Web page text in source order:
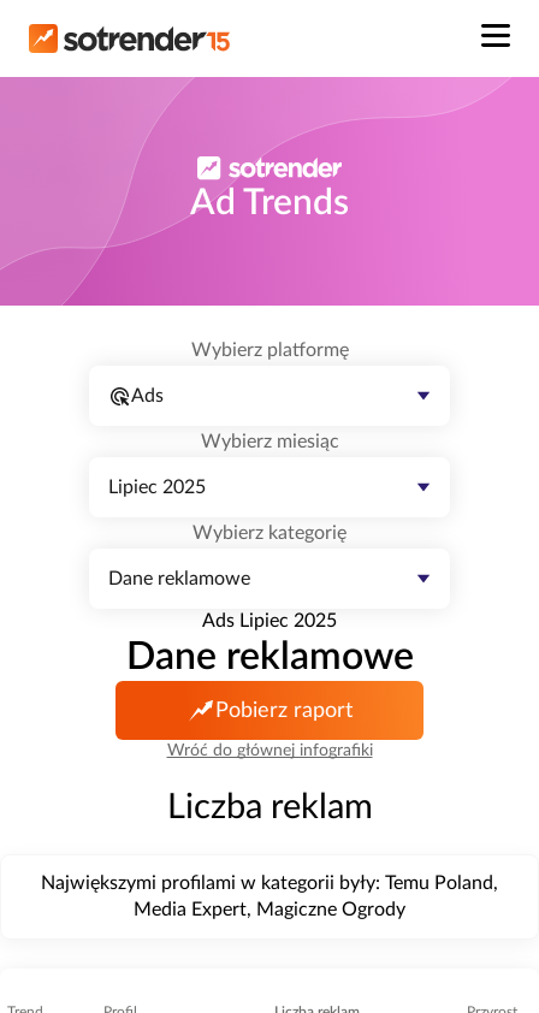
Ad Trends
Wybierz platformę
Ads
Wybierz miesiąc
Lipiec 2025
Wybierz kategorię
Dane reklamowe
Ads Lipiec 2025
Dane reklamowe
Pobierz raport
Wróć do głównej infografiki
Liczba reklam
Największymi profilami w kategorii były: Temu Poland,
Media Expert, Magiczne Ogrody